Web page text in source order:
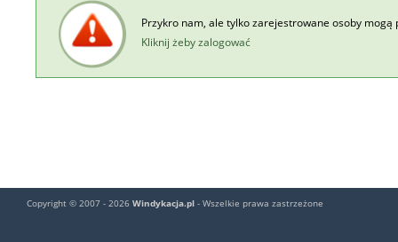
Przykro nam, ale tylko zarejestrowane osoby mogą
Kliknij żeby zalogować
Copyright © 2007 - 2026 Windykacja.pl - Wszelkie prawa zastrzeżone